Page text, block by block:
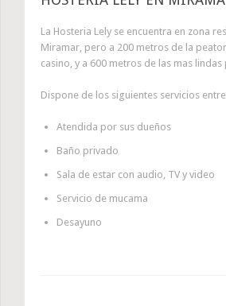
La Hosteria Lely se encuentra en zona
Miramar, pero a 200 metros de la
casino, y a 600 metros de las mas lindas
Dispone de los siguientes servicios
Atendida por sus dueños
Baño privado
Sala de estar con audio, TV y video
Servicio de mucama
Desayuno